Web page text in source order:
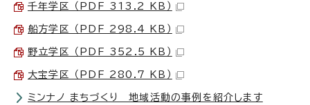
千年学区 （PDF 313.2 KB）
船方学区 （PDF 298.4 KB）
野立学区 （PDF 352.5 KB）
大宝学区 （PDF 280.7 KB）
ミンナノ まちづくり 地域活動の事例を紹介します